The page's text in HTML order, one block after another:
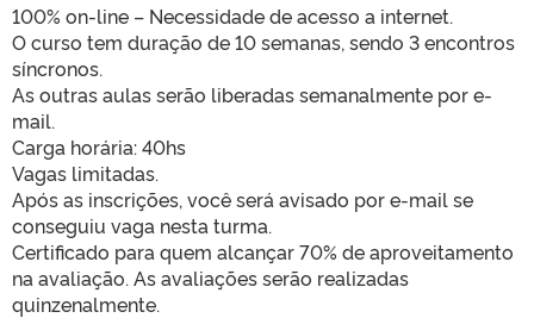
100% on-line – Necessidade de acesso a internet.
O curso tem duração de 10 semanas, sendo 3 encontros
síncronos.
As outras aulas serão liberadas semanalmente por e-
mail.
Carga horária: 40hs
Vagas limitadas.
Após as inscrições, você será avisado por e-mail se
conseguiu vaga nesta turma.
Certificado para quem alcançar 70% de aproveitamento
na avaliação. As avaliações serão realizadas
quinzenalmente.